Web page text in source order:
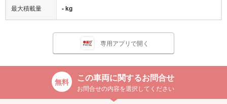
最大積載量 - kg
専用アプリで開く
この車両に関するお問合せ
お問合せの内容を選択してください